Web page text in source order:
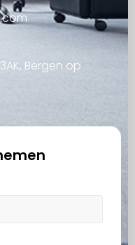
Bergen op